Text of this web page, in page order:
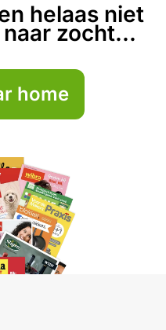
helaas niet
zocht...
home